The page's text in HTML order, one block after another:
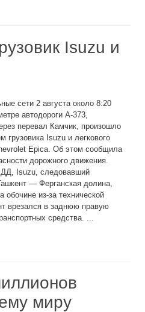
Isuzu и
сети 2 августа около 8:20
автодороги А-373,
перевал Камчик, произошло
грузовика Isuzu и легкового
Epica. Об этом сообщила
дорожного движения.
Isuzu, следовавший
— Ферганская долина,
обочине из-за технической
врезался в заднюю правую
средства. ...
миру